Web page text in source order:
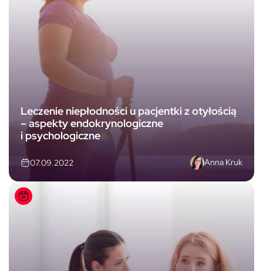
Leczenie niepłodności u pacjentki z otyłością
– aspekty endokrynologiczne
i psychologiczne
07.09.2022 Anna Kruk